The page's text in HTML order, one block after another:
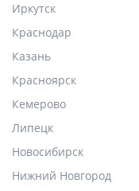
Иркутск
Краснодар
Казань
Красноярск
Кемерово
Липецк
Новосибирск
Нижний Новгород